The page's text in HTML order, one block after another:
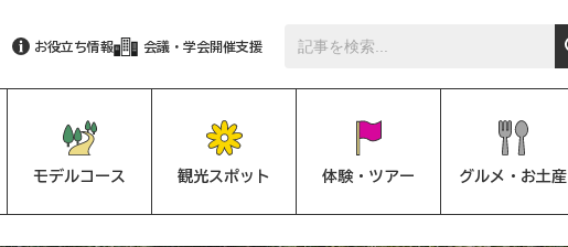
お役立ち情報 会議・学会開催支援
モデルコース 観光スポット 体験・ツアー グルメ・お土産